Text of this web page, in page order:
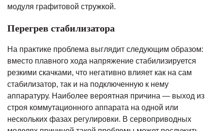
модуля графитовой стружкой.
Перегрев стабилизатора
На практике проблема выглядит следующим образом:
вместо плавного хода напряжение стабилизируется
резкими скачками, что негативно влияет как на сам
стабилизатор, так и на подключенную к нему
аппаратуру. Наиболее вероятная причина — выход из
строя коммутационного аппарата на одной или
нескольких фазах регулировки. В сервоприводных